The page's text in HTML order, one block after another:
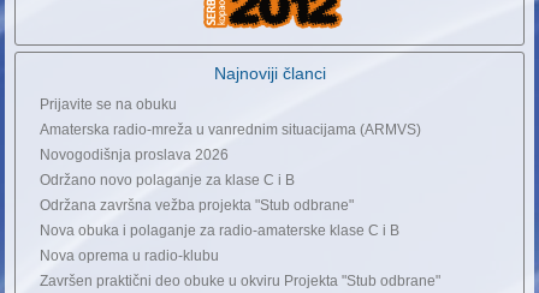
Najnoviji članci
Prijavite se na obuku
Amaterska radio-mreža u vanrednim situacijama (ARMVS)
Novogodišnja proslava 2026
Održano novo polaganje za klase C i B
Održana završna vežba projekta "Stub odbrane"
Nova obuka i polaganje za radio-amaterske klase C i B
Nova oprema u radio-klubu
Završen praktični deo obuke u okviru Projekta "Stub odbrane"